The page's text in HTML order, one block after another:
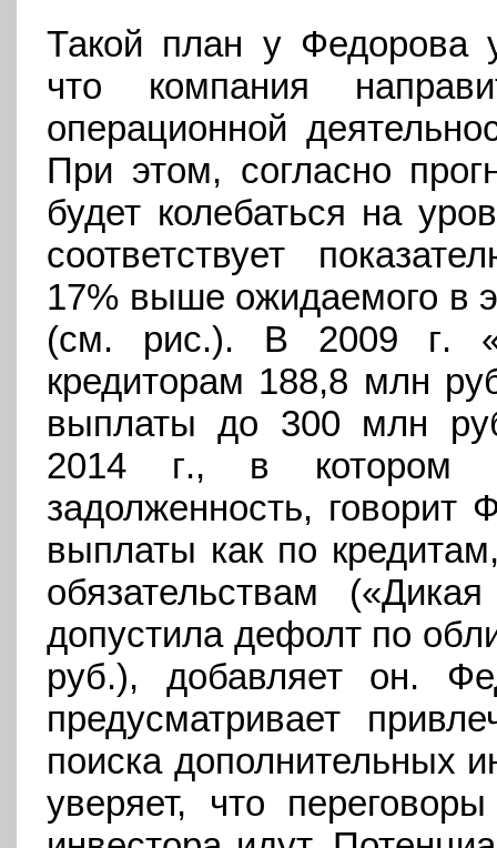
Такой план у Федорова
что компания
операционной
При этом, согласно
будет колебаться на
соответствует
17% выше ожидаемого в
(см. рис.). В 2009 г.
кредиторам 188,8 млн
выплаты до 300 млн
2014 г., в котором
задолженность,
выплаты как по
обязательствам
допустила дефолт по
руб.), добавляет он.
предусматривает
поиска дополнительных
уверяет, что